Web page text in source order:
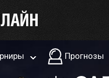
Прогнозы